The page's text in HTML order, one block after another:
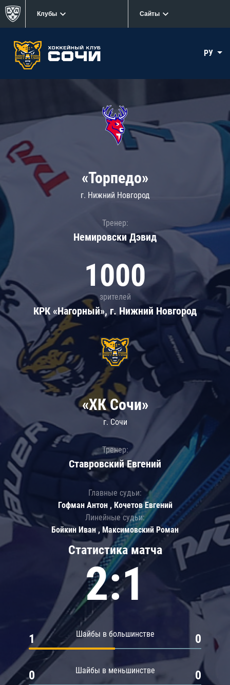
Клубы Сайты
РУ
«Торпедо»
г. Нижний Новгород
Тренер:
Немировски Дэвид
1000
зрителей
КРК «Нагорный», г. Нижний Новгород
Статистика матча
2:1
Шайбы в большинстве
1 0
Шайбы в меньшинстве
0 0
«ХК Сочи»
г. Сочи
Тренер:
Ставровский Евгений
Главные судьи:
Гофман Антон , Кочетов Евгений
Линейные судьи:
Бойкин Иван , Максимовский Роман